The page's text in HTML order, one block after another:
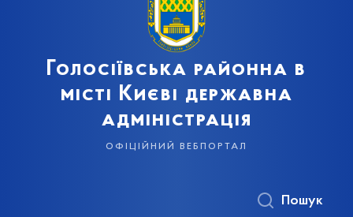
Голосіївська районна в
місті Києві державна
адміністрація
офіційний вебпортал
Пошук